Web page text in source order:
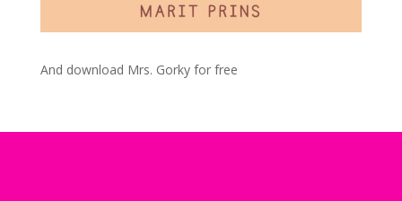
And download Mrs. Gorky for free